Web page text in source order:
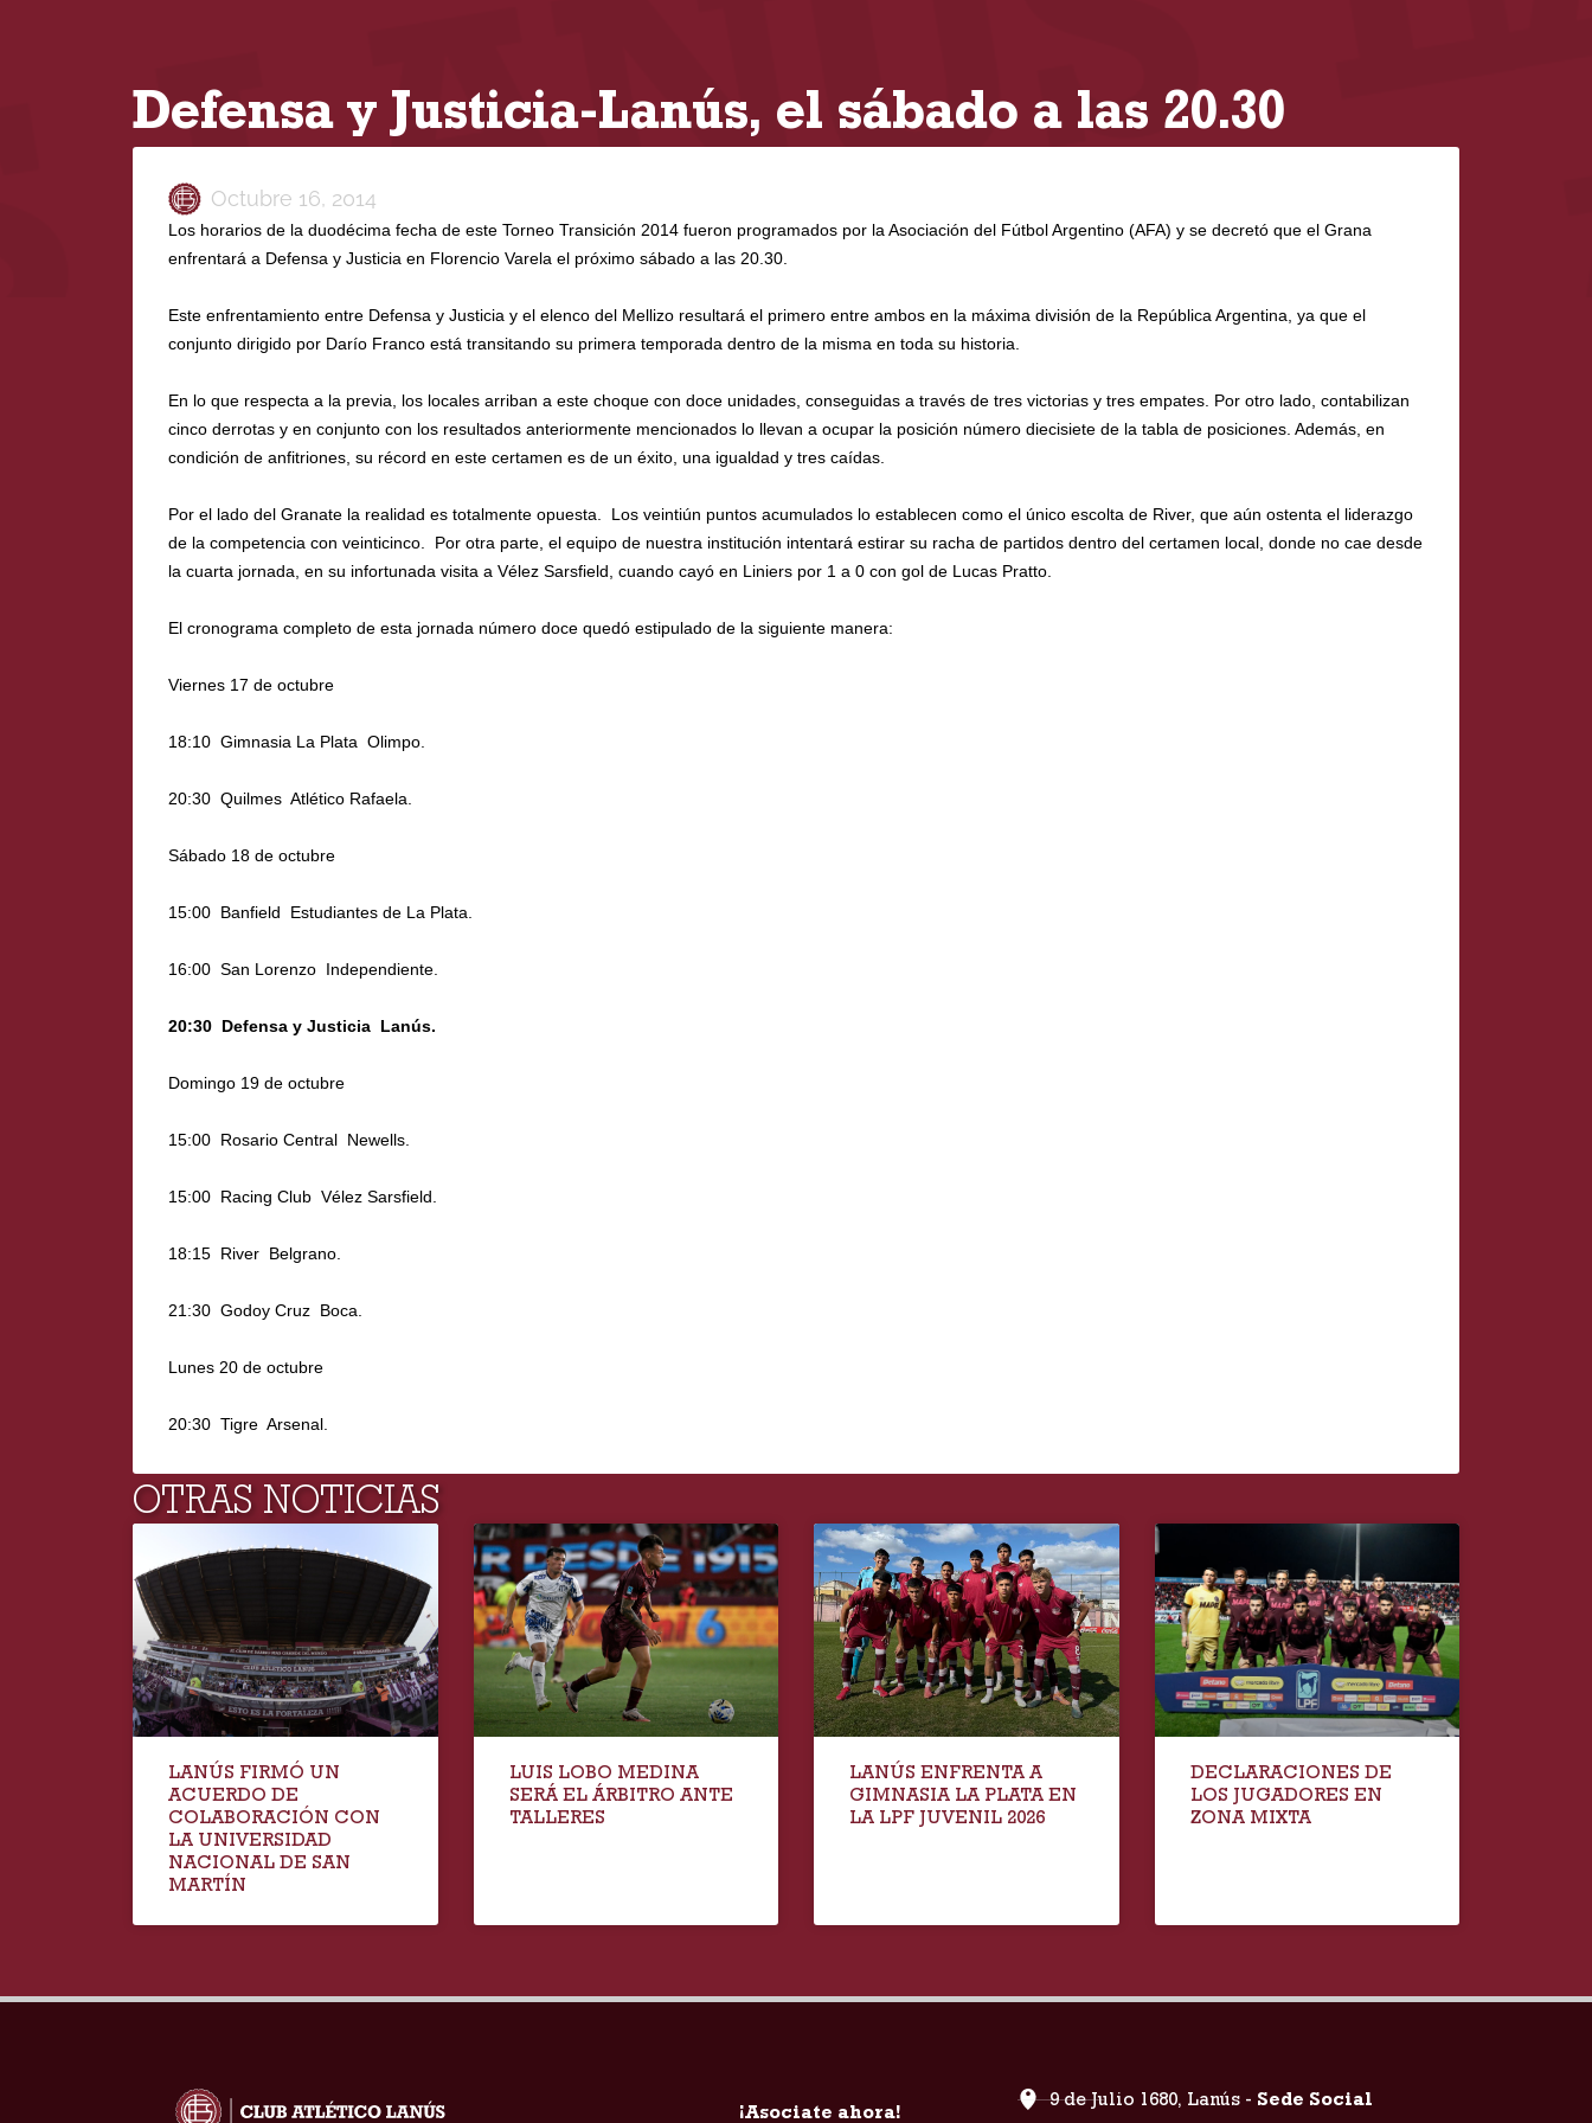
Defensa y Justicia-Lanús, el sábado a las 20.30
Octubre 16, 2014
Los horarios de la duodécima fecha de este Torneo Transición 2014 fueron programados por la Asociación del Fútbol Argentino (AFA) y se decretó que el Grana
enfrentará a Defensa y Justicia en Florencio Varela el próximo sábado a las 20.30.
Este enfrentamiento entre Defensa y Justicia y el elenco del Mellizo resultará el primero entre ambos en la máxima división de la República Argentina, ya que el
conjunto dirigido por Darío Franco está transitando su primera temporada dentro de la misma en toda su historia.
En lo que respecta a la previa, los locales arriban a este choque con doce unidades, conseguidas a través de tres victorias y tres empates. Por otro lado, contabilizan
cinco derrotas y en conjunto con los resultados anteriormente mencionados lo llevan a ocupar la posición número diecisiete de la tabla de posiciones. Además, en
condición de anfitriones, su récord en este certamen es de un éxito, una igualdad y tres caídas.
Por el lado del Granate la realidad es totalmente opuesta. Los veintiún puntos acumulados lo establecen como el único escolta de River, que aún ostenta el liderazgo
de la competencia con veinticinco. Por otra parte, el equipo de nuestra institución intentará estirar su racha de partidos dentro del certamen local, donde no cae desde
la cuarta jornada, en su infortunada visita a Vélez Sarsfield, cuando cayó en Liniers por 1 a 0 con gol de Lucas Pratto.
El cronograma completo de esta jornada número doce quedó estipulado de la siguiente manera:
Viernes 17 de octubre
18:10  Gimnasia La Plata  Olimpo.
20:30  Quilmes  Atlético Rafaela.
Sábado 18 de octubre
15:00  Banfield  Estudiantes de La Plata.
16:00  San Lorenzo  Independiente.
20:30  Defensa y Justicia  Lanús.
Domingo 19 de octubre
15:00  Rosario Central  Newells.
15:00  Racing Club  Vélez Sarsfield.
18:15  River  Belgrano.
21:30  Godoy Cruz  Boca.
Lunes 20 de octubre
20:30  Tigre  Arsenal.
OTRAS NOTICIAS
LANÚS FIRMÓ UN
ACUERDO DE
COLABORACIÓN CON
LA UNIVERSIDAD
NACIONAL DE SAN
MARTÍN
LUIS LOBO MEDINA
SERÁ EL ÁRBITRO ANTE
TALLERES
LANÚS ENFRENTA A
GIMNASIA LA PLATA EN
LA LPF JUVENIL 2026
DECLARACIONES DE
LOS JUGADORES EN
ZONA MIXTA
¡Asociate ahora!
9 de Julio 1680, Lanús - Sede Social